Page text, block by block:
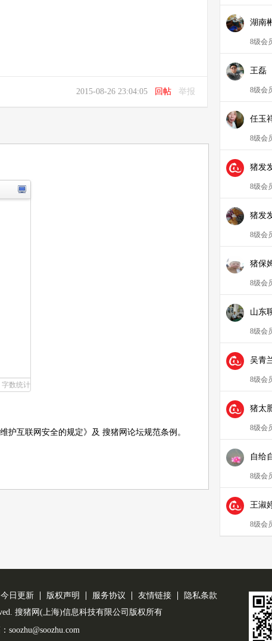
2015-08-26 23:04:05 回帖 举报
字数统计
护互联网安全的规定》 及 搜猪网论坛规范条例 。
湖南
章县
8级会
王磊
8级会
任玉
8级会
猪发
8级会
猪发
8级会
猪保
8级会
山东
县、
合服
冯代
8级会
吴青
8级会
猪太
8级会
自给
8级会
王淑
8级会
今日更新 版权声明 服务协议 友情链接
隐私条款
搜猪网(上海)信息科技有限公司版权所有
soozhu@soozhu.com